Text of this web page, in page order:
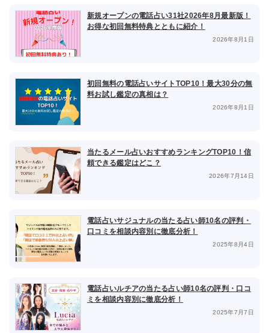
新規オープンの電話占い31社2026年8月最新版！
お得な初回無料特典とともに紹介！
2026年8月1日
初回無料の電話占いサイトTOP10！最大30分の無
料お試し鑑定の真相は？
2026年8月1日
当たるメール占いおすすめランキングTOP10！信
頼できる鑑定はどこ？
2026年7月14日
電話占いサジュナルの当たる占い師10名の評判・
口コミを相談内容別に徹底分析！
2025年8月4日
電話占いルチアの当たる占い師10名の評判・口コ
ミを相談内容別に徹底分析！
2025年7月7日